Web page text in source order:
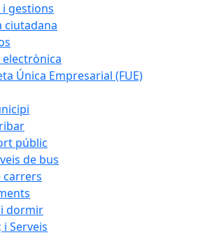
gestions
ciutadana
electrònica
Única Empresarial (FUE)
públic
de bus
carrers
dormir
i Serveis